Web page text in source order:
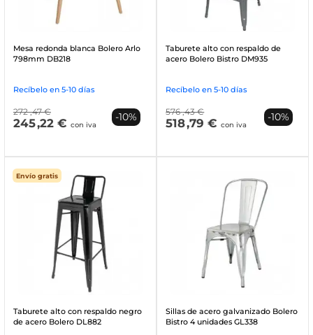
Mesa redonda blanca Bolero Arlo
798mm DB218
Recíbelo en 5-10 días
272 ,47 €
245,22 € con iva
-10%
Taburete alto con respaldo de
acero Bolero Bistro DM935
Recíbelo en 5-10 días
576 ,43 €
518,79 € con iva
-10%
Envío gratis
Taburete alto con respaldo negro
de acero Bolero DL882
Sillas de acero galvanizado Bolero
Bistro 4 unidades GL338